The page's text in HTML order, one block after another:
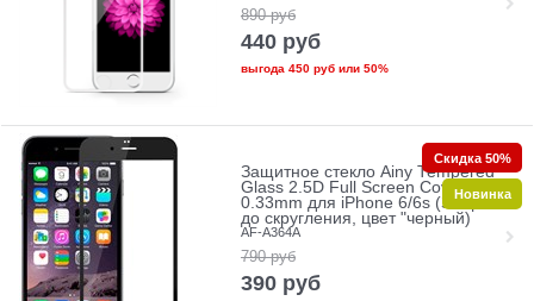
890 руб
440 руб
выгода 450 рубили 50%
Защитное стекло Ainy Tempered
Glass 2.5D Full Screen Cover
0.33mm для iPhone 6/6s (Защита
до скругления, цвет "черный)
AF-A364A
790 руб
390 руб
Скидка 50%
Новинка